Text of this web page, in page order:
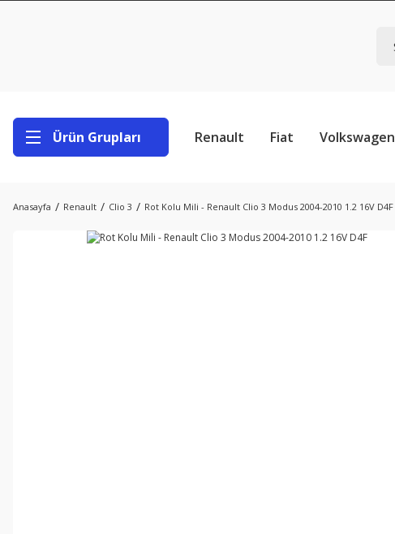
Ürün Grupları Renault Fiat Volkswagen
Anasayfa Renault Clio 3 Rot Kolu Mili - Renault Clio 3 Modus 2004-2010 1.2 16V D4F